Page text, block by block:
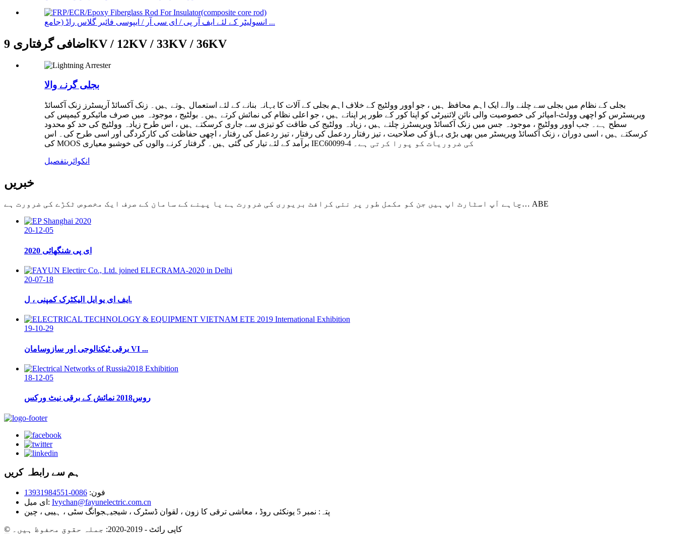
انسولیٹر کے لئے ایف آر پی / ای سی آر / ایپوسی فائبر گلاس راڈ (جامع ...
اضافی گرفتاری 9KV / 12KV / 33KV / 36KV
بجلی گرنے والا
بجلی کے نظام میں بجلی سے چلنے والے ایک اہم محافظ ہیں ، جو اوور وولٹیج کے خلاف اہم بجلی کے آلات کا بہانہ بنانے کے لئے استعمال ہوتے ہیں۔ زنک آکسائڈ آریسٹرز زنک آکسائڈ
ویریسٹرس کو اچھی وولٹ-امپائر کی خصوصیت والی نائن لائنیرٹی کو اپنا کور کے طور پر اپناتے ہیں ، جو اعلی نظام کی نمائش کرتے ہیں۔ بولٹیج ، موجودہ میں صرف مائیکرو کیمپس کی
سطح ہے۔ جب اوور وولٹیج ، موجودہ جس میں زنک آکسائڈ ویریسٹرز چلتے ہیں ، زیادہ وولٹیج کی طاقت کو تیزی سے جاری کرسکتے ہیں ، اس طرح زیادہ وولٹیج کی حد کو محدود
کرسکتے ہیں ، اسی دوران ، زنک آکسائڈ ویریسٹر میں بھی بڑی بہاؤ کی صلاحیت ، تیز رفتار ردعمل کی رفتار ، تیز ردعمل کی رفتار ، اچھی حفاظت کی کارکردگی اور اسی طرح کی۔ اس
کی MOOS برآمد کے لئے تیار کی گئی ہیں۔ گرفتار کرنے والوں کی خوشبو معیاری IEC60099-4 کی ضروریات کو پورا کرتی ہے۔
انکوائریتفصیل
خبریں
چاہے آپ اسٹارٹ اپ ہیں جن کو مکمل طور پر نئی کرافٹ بریوری کی ضرورت ہے یا پینے کے سامان کے صرف ایک مخصوص ٹکڑے کی ضرورت ہے… ABE
20-12-05
ای پی شنگھائی 2020
20-07-18
ایف ای یو ایل الیکٹرک کمپنی ، ل.
19-10-29
برقی ٹیکنالوجی اور سازوسامان VI ...
18-12-05
روس2018 نمائش کے برقی نیٹ ورکس
ہم سے رابطہ کریں
فون: 0086-13931984551
ای میل: Ivychan@fayunelectric.com.cn
پتہ: نمبر 5 یونکئی روڈ ، معاشی ترقی کا زون ، لقوان ڈسٹرک ، شیجیہجوانگ سٹی ، ہیبی ، چین
© کاپی رائٹ - 2019-2020: جملہ حقوق محفوظ ہیں۔